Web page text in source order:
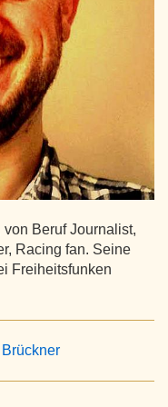
Beruf Journalist,
Racing fan. Seine
Freiheitsfunken